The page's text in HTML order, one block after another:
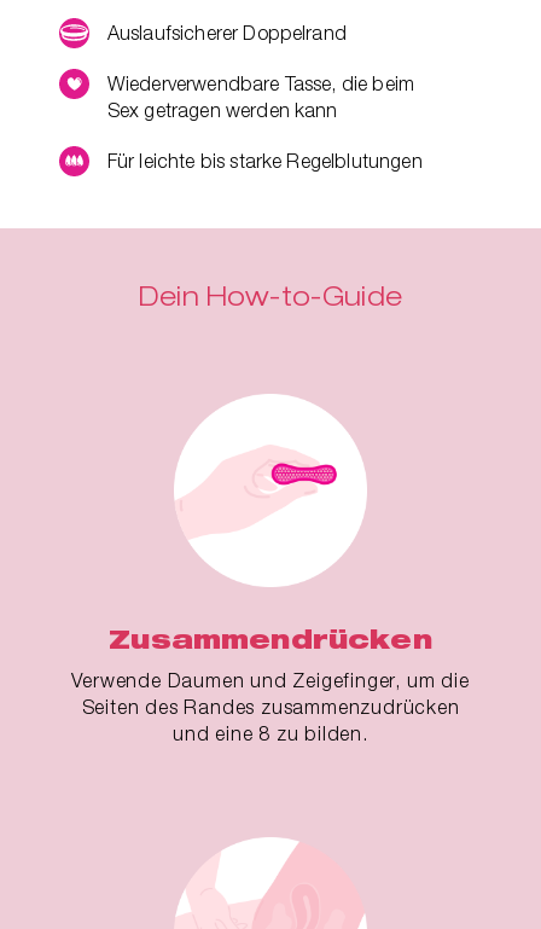
Auslaufsicherer Doppelrand
Wiederverwendbare Tasse, die beim
Sex getragen werden kann
Für leichte bis starke Regelblutungen
Dein How-to-Guide
Zusammendrücken
Verwende Daumen und Zeigefinger, um die
Seiten des Randes zusammenzudrücken
und eine 8 zu bilden.